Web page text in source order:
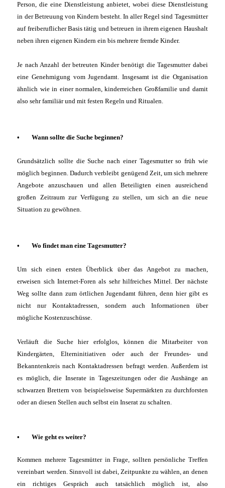
Person, die eine Dienstleistung anbietet, wobei diese Dienstleistung
in der Betreuung von Kindern besteht. In aller Regel sind Tagesmütter
auf freiberuflicher Basis tätig und betreuen in ihrem eigenen Haushalt
neben ihren eigenen Kindern ein bis mehrere fremde Kinder.
Je nach Anzahl der betreuten Kinder benötigt die Tagesmutter dabei
eine Genehmigung vom Jugendamt. Insgesamt ist die Organisation
ähnlich wie in einer normalen, kinderreichen Großfamilie und damit
also sehr familiär und mit festen Regeln und Ritualen.
• Wann sollte die Suche beginnen?
Grundsätzlich sollte die Suche nach einer Tagesmutter so früh wie
möglich beginnen. Dadurch verbleibt genügend Zeit, um sich mehrere
Angebote anzuschauen und allen Beteiligten einen ausreichend
großen Zeitraum zur Verfügung zu stellen, um sich an die neue
Situation zu gewöhnen.
• Wo findet man eine Tagesmutter?
Um sich einen ersten Überblick über das Angebot zu machen,
erweisen sich Internet-Foren als sehr hilfreiches Mittel. Der nächste
Weg sollte dann zum örtlichen Jugendamt führen, denn hier gibt es
nicht nur Kontaktadressen, sondern auch Informationen über
mögliche Kostenzuschüsse.
Verläuft die Suche hier erfolglos, können die Mitarbeiter von
Kindergärten, Elterninitiativen oder auch der Freundes- und
Bekanntenkreis nach Kontaktadressen befragt werden. Außerdem ist
es möglich, die Inserate in Tageszeitungen oder die Aushänge an
schwarzen Brettern von beispielsweise Supermärkten zu durchforsten
oder an diesen Stellen auch selbst ein Inserat zu schalten.
• Wie geht es weiter?
Kommen mehrere Tagesmütter in Frage, sollten persönliche Treffen
vereinbart werden. Sinnvoll ist dabei, Zeitpunkte zu wählen, an denen
ein richtiges Gespräch auch tatsächlich möglich ist, also